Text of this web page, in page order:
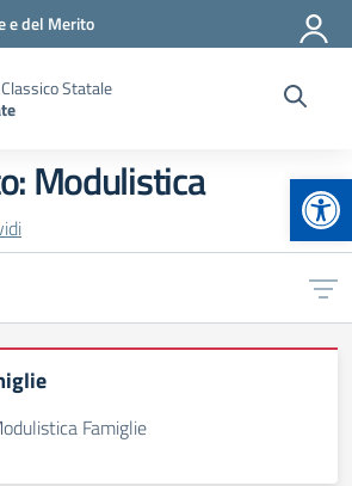
e del Merito
Statale
Modulistica
Famiglie